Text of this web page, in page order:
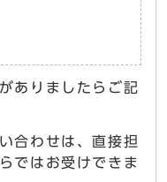
ありましたらご記
合わせは、直接担
ではお受けできま